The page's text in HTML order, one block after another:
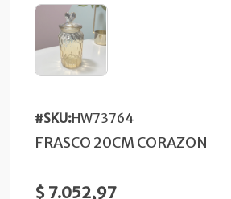
#SKU:HW73764
FRASCO 20CM CORAZON
$ 7.052,97